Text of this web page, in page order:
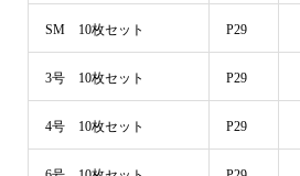
SM 10枚セット P29
3号 10枚セット P29
4号 10枚セット P29